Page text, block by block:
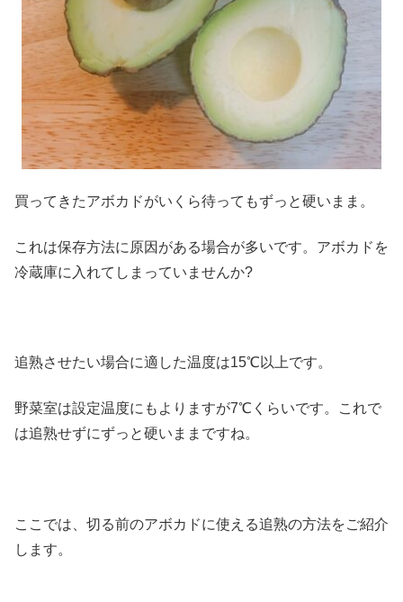
買ってきたアボカドがいくら待ってもずっと硬いまま。
これは保存方法に原因がある場合が多いです。アボカドを
冷蔵庫に入れてしまっていませんか?
追熟させたい場合に適した温度は15℃以上です。
野菜室は設定温度にもよりますが7℃くらいです。これで
は追熟せずにずっと硬いままですね。
ここでは、切る前のアボカドに使える追熟の方法をご紹介
します。